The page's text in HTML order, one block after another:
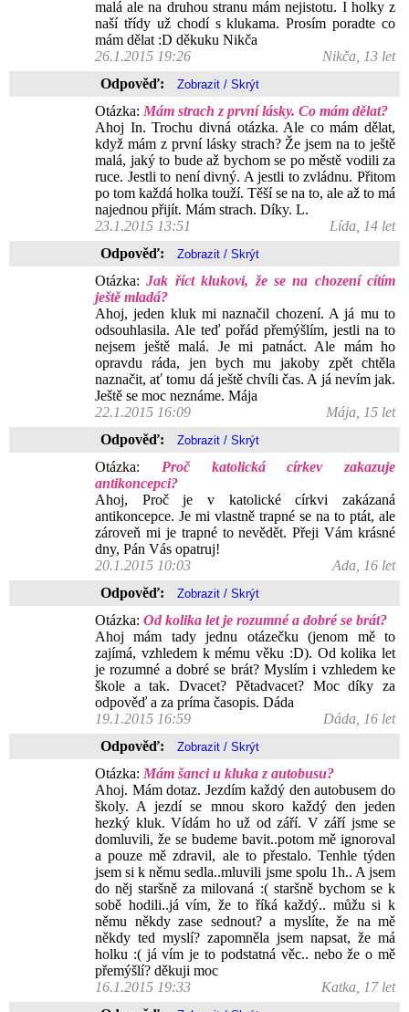
malá ale na druhou stranu mám nejistotu. I holky z
naší třídy už chodí s klukama. Prosím poradte co
mám dělat :D děkuku Nikča
26.1.2015 19:26
Nikča, 13 let
Odpověď:
Otázka: Mám strach z první lásky. Co mám dělat?
Ahoj In. Trochu divná otázka. Ale co mám dělat,
když mám z první lásky strach? Že jsem na to ještě
malá, jaký to bude až bychom se po městě vodili za
ruce. Jestli to není divný. A jestli to zvládnu. Přitom
po tom každá holka touží. Těší se na to, ale až to má
najednou přijít. Mám strach. Díky. L.
23.1.2015 13:51
Lída, 14 let
Odpověď:
Otázka:Jak říct klukovi, že se na chození cítím
ještě mladá?
Ahoj, jeden kluk mi naznačil chození. A já mu to
odsouhlasila. Ale teď pořád přemýšlím, jestli na to
nejsem ještě malá. Je mi patnáct. Ale mám ho
opravdu ráda, jen bych mu jakoby zpět chtěla
naznačit, ať tomu dá ještě chvíli čas. A já nevím jak.
Ještě se moc neznáme. Mája
22.1.2015 16:09
Mája, 15 let
Odpověď:
Otázka: Proč katolická církev zakazuje
antikoncepci?
Ahoj, Proč je v katolické církvi zakázaná
antikoncepce. Je mi vlastně trapné se na to ptát, ale
zároveň mi je trapné to nevědět. Přeji Vám krásné
dny, Pán Vás opatruj!
20.1.2015 10:03
Ada, 16 let
Odpověď:
Otázka: Od kolika let je rozumné a dobré se brát?
Ahoj mám tady jednu otázečku (jenom mě to
zajímá, vzhledem k mému věku :D). Od kolika let
je rozumné a dobré se brát? Myslím i vzhledem ke
škole a tak. Dvacet? Pětadvacet? Moc díky za
odpověď a za príma časopis. Dáda
19.1.2015 16:59
Dáda, 16 let
Odpověď:
Otázka: Mám šanci u kluka z autobusu?
Ahoj. Mám dotaz. Jezdím každý den autobusem do
školy. A jezdí se mnou skoro každý den jeden
hezký kluk. Vídám ho už od září. V září jsme se
domluvili, že se budeme bavit..potom mě ignoroval
a pouze mě zdravil, ale to přestalo. Tenhle týden
jsem si k němu sedla..mluvili jsme spolu 1h.. A jsem
do něj staršně za milovaná :( staršně bychom se k
sobě hodili..já vím, že to říká každý.. můžu si k
němu někdy zase sednout? a myslíte, že na mě
někdy ted myslí? zapomněla jsem napsat, že má
holku :( já vím je to podstatná věc.. nebo že o mě
přemýšlí? děkuji moc
16.1.2015 19:33
Katka, 17 let